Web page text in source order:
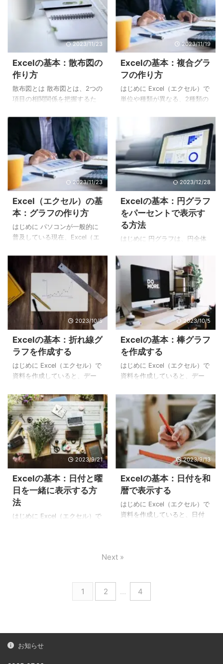
書式を設定するセル範囲を選
択する まずは[条件付き書式]
を設定するセル範囲を選択し
設定するセル範囲を選択する
まずは[条件付き書式]を設定す
るセル範囲を選 ...
ラフの種類の変更]をクリック
する グラフをクリックすると
[グラフのデザイン]タブが表示
されるので、[グラフのデザイ
ン]タブ→[グラフの種類の変
更]の順にクリックします。 手
順3：グラフの種類を選択する
「グラフの種類の変更」画面
が表示されるので、目的のグ
ラフの種類を選択します。 今
げ横棒]を選択しています。 手
順4：表示するグラフのタイプ
基準にして相対的なバランス
を見たり、ほかの系列と比較
したりするときに利用しま
す。 下記はレーダーチャート
のイメージ例です。レーダー
チャートを利用して、男性と
女性の平均点を表示していま
す。 本記事では、レーダーチ
ャートの作り方について紹介
しています。 Excel（エクセ
り方 手順1：レーダーチャート
のもとになるデータを作成す
る まずはレーダーチャート ...
2023/11/23
Excelの基本：散布図の
作り方
散布図とは 散布図とは、2つの
項目の相関関係を把握するた
フ上にプロット（点を打つこ
と）していき、その点のばら
つき具合によって2つの項目の
相関関係が判断できるのが散
布図の特徴です。 散布図の相
関関係には「正の相関」「負
の相関」「関係なし」の3パタ
ーンが存在します。 正の相関
とは、Aの値が大きくなるとB
の値も大きくなるという関係
性を示します。 負の相関と
は、Aの値が大きくなるとBの
を示します。 相関なしとは、
AとBの値には関係性 ...
2023/11/19
Excelの基本：複合グラ
フの作り方
はじめに Excel（エクセル）で
単位や種類が異なる、2種類の
したい場合は、複合グラフが
便利です。 複合グラフは、棒
ブラフと折れ線グラフなど、
異なる種類のグラフを組み合
わせたものです。 下記は複合
グラフのイメージ例です。 本
記事では、複合グラフの作り
方について紹介します。 複合
グラフの作り方 手順1：グラフ
のもとになるデータを作成す
る まずはグラフのもとになる
データを作成します。 今回の
成しています。 手順2：グラフ
のもとになるセル範囲を選択
2023/11/23
Excel（エクセル）の基
本：グラフの作り方
はじめに パソコンが一般的に
普及している現在、Excel（エ
たい技術です。 しかし、Excel
初心者には難しく感じるかも
しれません。なぜならExcelに
はたくさんの機能があるから
です。 ただ、実際は使う機能
が限られています。一般的に
よく使う機能さえ覚えてしま
えば、問題ありません。よく
使う機能の操作を覚えてしま
えば、大抵のことはできま
す。 本記事では、Excel（エク
セル）でよく使う機能のひと
について紹介しています。 作
成するグラフのサンプルは以
下です。 ...
2023/12/28
Excelの基本：円グラフ
をパーセントで表示す
る方法
はじめに 円グラフは、円全体
る項目の構成比を扇形で表し
たグラフです。 Excel（エクセ
ル）では、下記のような円グ
ラフをかんたんに作成できま
す。 Excelの基本：円グラフの
作り方 手順1：グラフのもとに
なるセル範囲を選択 円グラフ
します。 手順2：[挿入]タブに
ある[円またはドーナツ グラフ
の挿入]をクリック 対象のセル
を選択した状態で、[挿入]タブ
挿入]をクリックします。 手順
3：グラフの種類を選択する
[挿入]タブ ...
2023/10/5
Excelの基本：折れ線グ
ラフを作成する
はじめに Excel（エクセル）で
資料を作成していると、デー
ります。Excel（エクセル）で
は、[挿入]タブにあるグラフの
機能を使えば、かんたんにグ
ラフが作成できます。 下記
は、Excel（エクセル）で作成
した折れ線グラフです。この
ようなグラフが作れます。
Excelの基本：折れ線グラフの
作り方 手順1：グラフのもとに
なるセル範囲を選択 折れ線グ
ラフのもとになるセル範囲を
選択します。 手順2：[挿入]タ
2023/10/5
Excelの基本：棒グラフ
を作成する
はじめに Excel（エクセル）で
資料を作成していると、デー
ります。Excel（エクセル）で
は、[挿入]タブにあるグラフの
機能を使えば、かんたんにグ
ラフが作成できます。 次のグ
ラフは、Excel（エクセル）で
作成した棒グラフです。この
ようなグラフが作れます。 エ
クセルで棒グラフの作り方 手
順1：グラフのもとになるセル
範囲を選択 まず、グラフのも
とになるセル範囲を選択しま
す。 手順2：[挿入]タブにある
2023/9/21
Excelの基本：日付と曜
日を一緒に表示する方
法
はじめに Excel（エクセル）で
示する方法 手順1：日付が入力
されたセルをクリックする 日
クリックします。（もしくは
表示形式を変更するセル範囲
2023/9/13
Excelの基本：日付を和
暦で表示する
はじめに Excel（エクセル）で
資料を作成していると、日付
更できます。また「カレンダ
「R5.4.1」のような和暦で表示
することもできます。 日付を
1 2 … 4
Next »
お知らせ